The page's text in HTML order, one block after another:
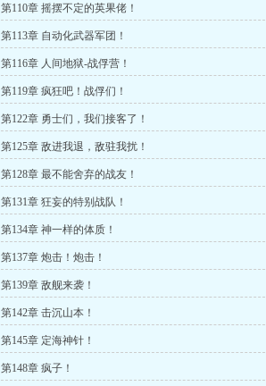
第110章 摇摆不定的英果佬！
第113章 自动化武器军团！
第116章 人间地狱-战俘营！
第119章 疯狂吧！战俘们！
第122章 勇士们，我们接客了！
第125章 敌进我退，敌驻我扰！
第128章 最不能舍弃的战友！
第131章 狂妄的特别战队！
第134章 神一样的体质！
第137章 炮击！炮击！
第139章 敌舰来袭！
第142章 击沉山本！
第145章 定海神针！
第148章 疯子！